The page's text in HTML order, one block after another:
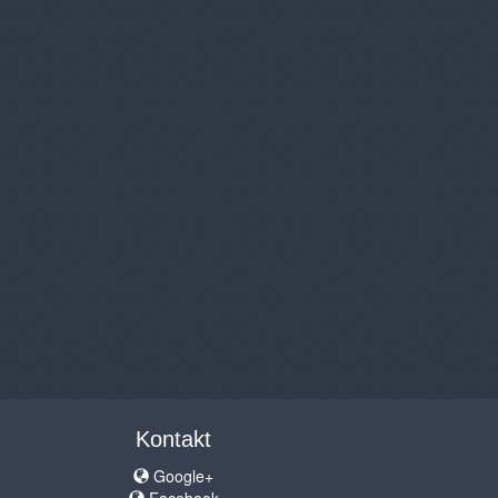
Kontakt
Google+